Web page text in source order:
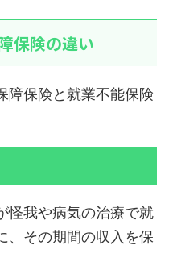
保険の違い
障保険と就業不能保険
怪我や病気の治療で就
、その期間の収入を保